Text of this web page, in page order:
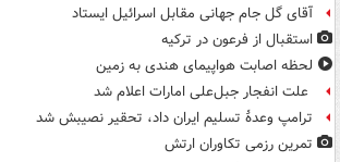
آقای گل جام جهانی مقابل اسرائیل ایستاد
استقبال از فرعون در ترکیه
لحظه اصابت هواپیمای هندی به زمین
علت انفجار جبل‌علی امارات اعلام شد
ترامپ وعدۀ تسلیم ایران داد، تحقیر نصیبش شد
تمرین رزمی تکاوران ارتش